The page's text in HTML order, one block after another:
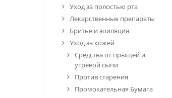
Уход за полостью рта
Лекарственные препараты
Бритье и эпиляция
Уход за кожей
Средства от прыщей и
угревой сыпи
Против старения
Промокательная Бумага